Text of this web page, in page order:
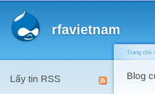
rfavietnam
Lấy tin RSS
You
Trang chủ ›
Blog